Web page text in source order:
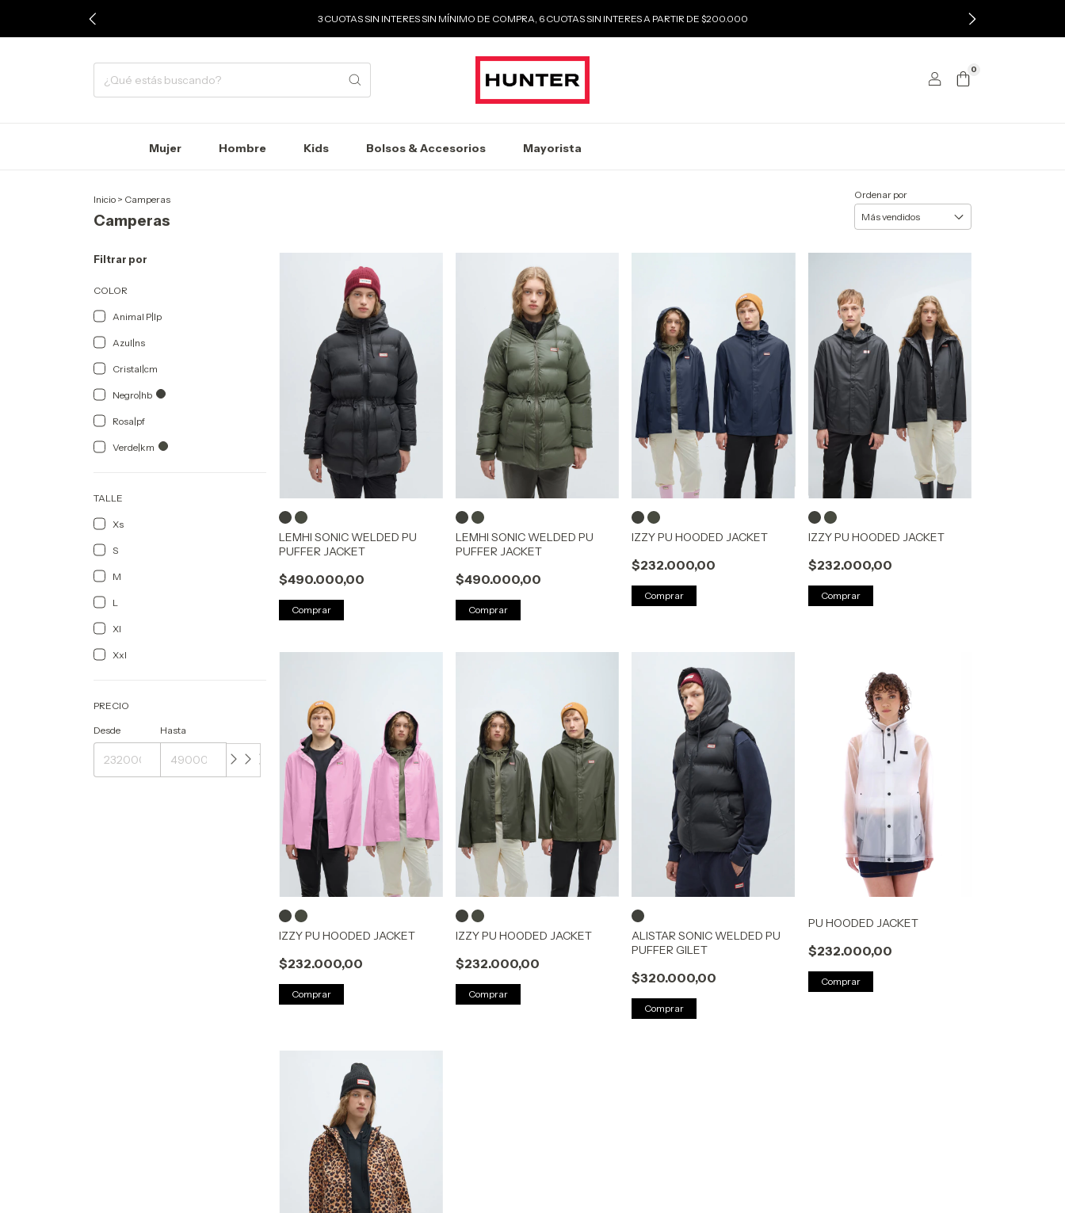
3 CUOTAS SIN INTERES SIN MÍNIMO DE COMPRA, 6 CUOTAS SIN INTERES A PARTIR DE $200.000
0
Mujer Hombre Kids Bolsos & Accesorios Mayorista
Inicio > Camperas
Camperas
Ordenar por
Filtrar por
COLOR
Animal P|lp
Azul|ns
Cristal|cm
Negro|hb
Rosa|pf
Verde|km
TALLE
Xs
S
M
L
Xl
Xxl
PRECIO
Desde Hasta
LEMHI SONIC WELDED PU
PUFFER JACKET
$490.000,00
Comprar
LEMHI SONIC WELDED PU
PUFFER JACKET
$490.000,00
Comprar
IZZY PU HOODED JACKET
$232.000,00
Comprar
IZZY PU HOODED JACKET
$232.000,00
Comprar
IZZY PU HOODED JACKET
$232.000,00
Comprar
IZZY PU HOODED JACKET
$232.000,00
Comprar
ALISTAR SONIC WELDED PU
PUFFER GILET
$320.000,00
Comprar
PU HOODED JACKET
$232.000,00
Comprar